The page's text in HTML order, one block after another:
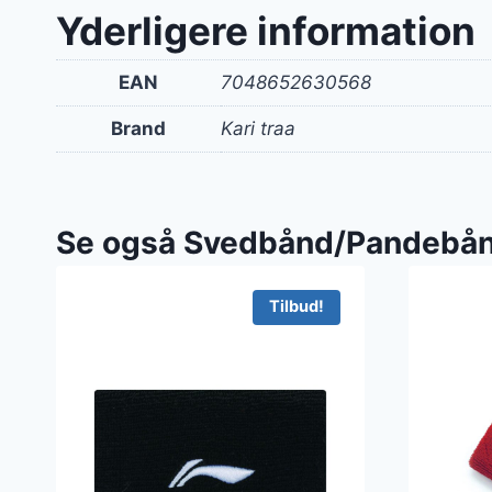
Yderligere information
EAN 7048652630568
Brand Kari traa
Se også Svedbånd/
Tilbud!